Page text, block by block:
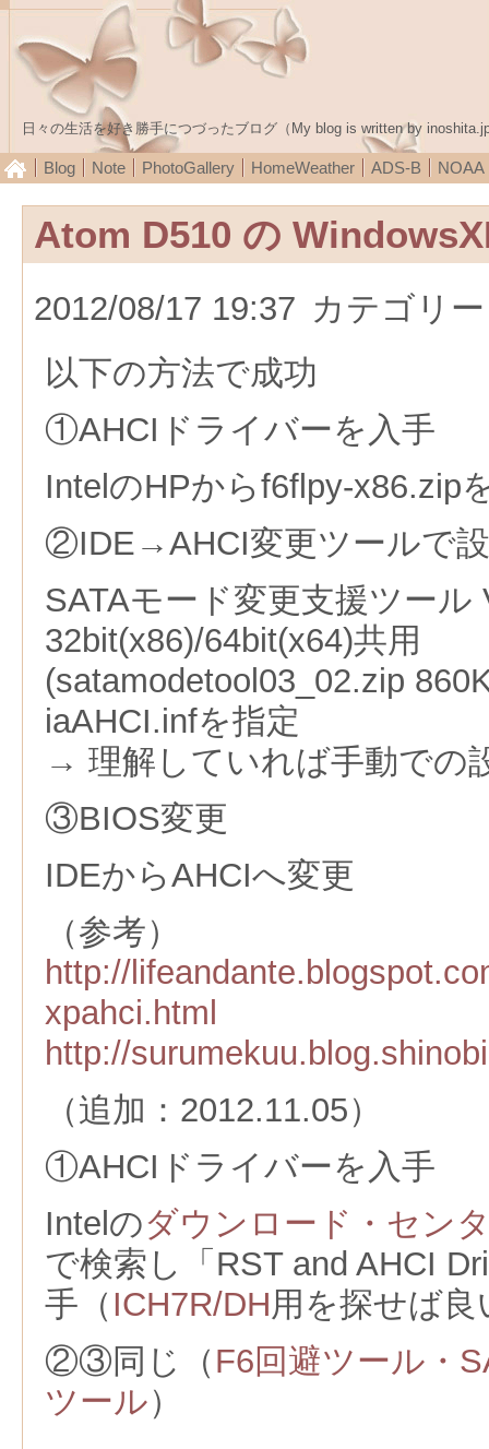
日々の生活を好き勝手につづったブログ（My blog is written by
Blog Note PhotoGallery HomeWeather ADS-B NOAA
Atom D510 の
2012/08/17 19:37 カテゴリ
以下の方法で成功
①AHCIドライバーを入手
IntelのHPからf6flpy-x86.zip
②IDE→AHCI変更ツールで
SATAモード変更支援ツール
32bit(x86)/64bit(x64)共用
(satamodetool03_02.zip
iaAHCI.infを指定
→ 理解していれば手動での
③BIOS変更
IDEからAHCIへ変更
（参考）
http://
xpahci.html
http://
（追加：2012.11.05）
①AHCIドライバーを入手
Intelのダウンロード・セン
で検索し「RST and AHCI
手（ ICH7R/DH用を探せば良
②③同じ（ F6回避ツール・
ツール）